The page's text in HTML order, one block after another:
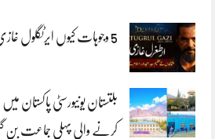
5 وجوہات کیوں ایرٹگلول غازی بہت مشہور ہے
بلتستان یونیورسٹی پاکستان
کرنے والی پہلی جماعت بن